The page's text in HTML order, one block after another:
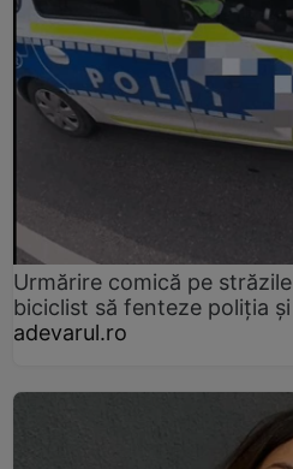
Urmărire comică pe
biciclist să fenteze poliția
adevarul.ro